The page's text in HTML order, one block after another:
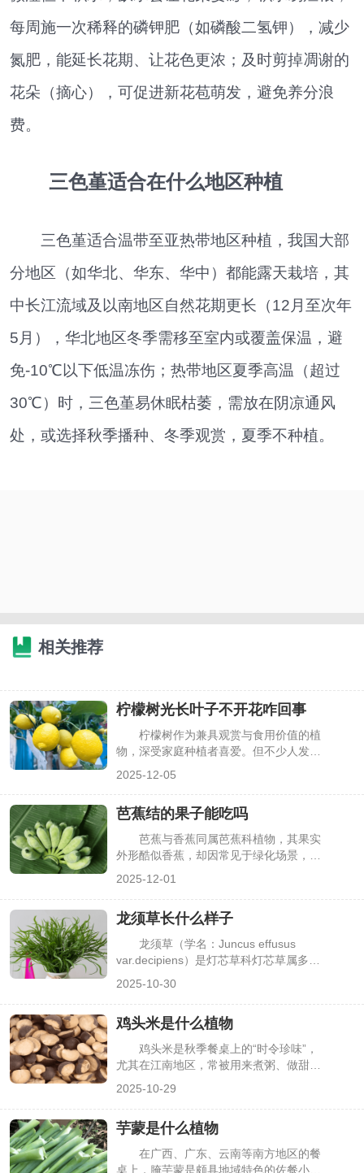
每周施一次稀释的磷钾肥（如磷酸二氢钾），减少
氮肥，能延长花期、让花色更浓；及时剪掉凋谢的
花朵（摘心），可促进新花苞萌发，避免养分浪
费。
三色堇适合在什么地区种植
三色堇适合温带至亚热带地区种植，我国大部
分地区（如华北、华东、华中）都能露天栽培，其
中长江流域及以南地区自然花期更长（12月至次年
5月），华北地区冬季需移至室内或覆盖保温，避
免-10℃以下低温冻伤；热带地区夏季高温（超过
30℃）时，三色堇易休眠枯萎，需放在阴凉通风
处，或选择秋季播种、冬季观赏，夏季不种植。
相关推荐
柠檬树光长叶子不开花咋回事
柠檬树作为兼具观赏与食用价值的植
物，深受家庭种植者喜爱。但不少人发
始终不见开花，这不仅影响结果，还让种
植体验打折扣。其实，这种情况多是光
照、水肥、修剪等养护环节出现偏差，导
致植株养分集中于枝叶生长，而非花芽分
化。下面详细分析原因及解决方法，帮你
让柠檬树顺利开花。
2025-12-05
芭蕉结的果子能吃吗
芭蕉与香蕉同属芭蕉科植物，其果实
外形酷似香蕉，却因常见于绿化场景，让
很多人对其食用性产生疑惑。其实，芭蕉
取决于品种、成熟度，且食用前需注意处
理方式。明确这些关键信息，既能避免误
食不适，也能合理利用可食用的芭蕉果，
下面详细介绍相关要点。
2025-12-01
龙须草长什么样子
龙须草（学名：Juncus effusus
var.decipiens）是灯芯草科灯芯草属多年
缀或盆栽观赏。但很多人对它的外形认知
模糊，易与麦冬草、菖蒲等草本植物混
淆。其实龙须草的植株形态、叶片质地、
花茎特征都有鲜明辨识度，了解这些特点
能快速区分，下面详细描述龙须草的外形
样貌。
2025-10-30
鸡头米是什么植物
鸡头米是秋季餐桌上的“时令珍味”，
尤其在江南地区，常被用来煮粥、做甜
不知它源自哪种植物，甚至会与莲子、芡
实混淆。其实鸡头米是特定水生植物的种
子，有着独特的生长形态与生长环境，了
解它的植物属性，能更清晰地认识这一特
2025-10-29
芋蒙是什么植物
在广西、广东、云南等南方地区的餐
桌上，腌芋蒙是颇具地域特色的佐餐小